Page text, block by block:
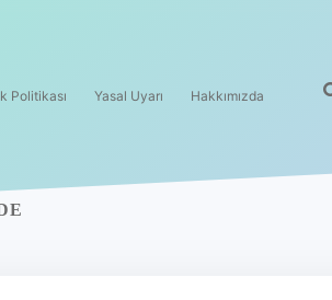
Politikası Yasal Uyarı Hakkımızda